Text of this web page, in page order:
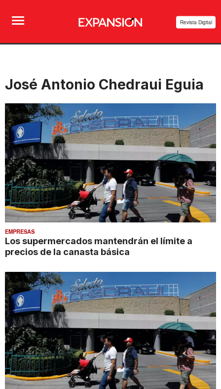
Revista Digital
José Antonio Chedraui Eguia
EMPRESAS
Los supermercados mantendrán el límite a
precios de la canasta básica